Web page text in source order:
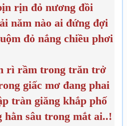
rịn đỏ nương đồi
năm nào ai đứng đợi
đỏ nắng chiều phơi
rì rầm trong trăn trở
giấc mơ đang phai
tràn giăng khắp phố
hằn sâu trong mắt ai..!